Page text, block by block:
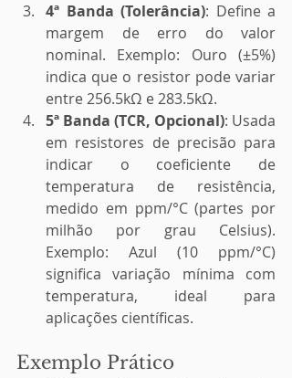
4ª Banda (Tolerância): Define a
margem de erro do valor
nominal. Exemplo: Ouro (±5%)
indica que o resistor pode variar
entre 256.5kΩ e 283.5kΩ.
5ª Banda (TCR, Opcional): Usada
em resistores de precisão para
indicar o coeficiente de
temperatura de resistência,
medido em ppm/°C (partes por
milhão por grau Celsius).
Exemplo: Azul (10 ppm/°C)
significa variação mínima com
temperatura, ideal para
aplicações científicas.
Exemplo Prático